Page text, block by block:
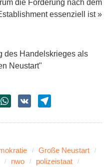
die Forderung nach dem
essenziell ist »
des Handelskrieges als
Neustart"
Große Neustart
nwo
polizeistaat